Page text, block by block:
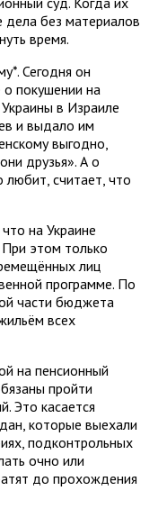
дела без материалов
время.
Сегодня он
покушении на
в Израиле
и выдало им
выгодно,
друзья». А о
любит, считает, что
на Украине
этом только
лиц
программе. По
части бюджета
всех
на пенсионный
пройти
Это касается
которые выехали
подконтрольных
очно или
до прохождения